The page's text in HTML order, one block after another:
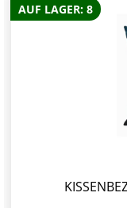
AUF LAGER: 8